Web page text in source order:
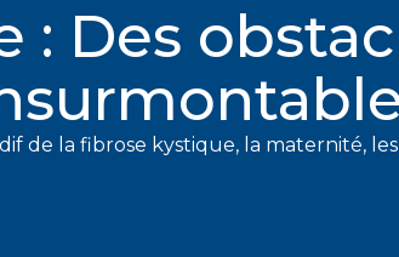
: Des
de la fibrose kystique, la maternité,